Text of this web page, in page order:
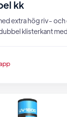
kk
extra hög riv-
klisterkant